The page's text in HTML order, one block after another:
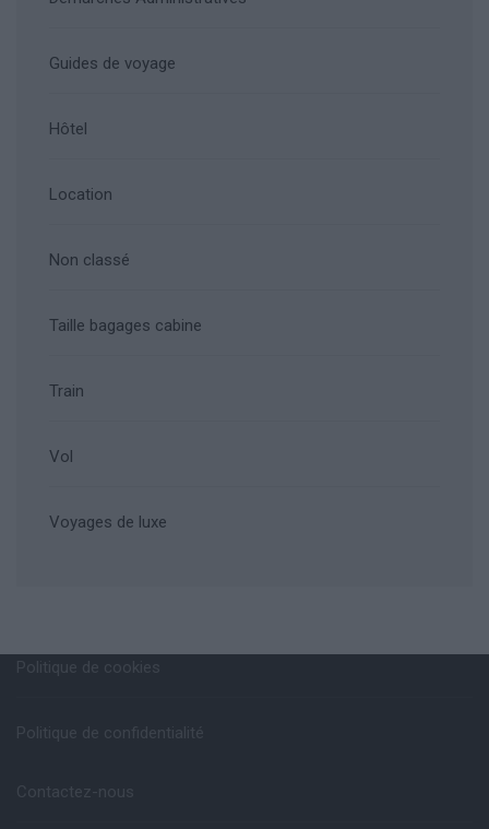
Guides de voyage
Hôtel
Location
Non classé
Taille bagages cabine
Train
Vol
Voyages de luxe